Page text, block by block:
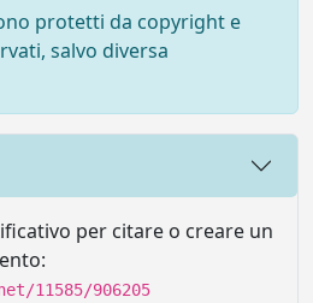
protetti da copyright e
salvo diversa
per citare o creare un
11585/906205